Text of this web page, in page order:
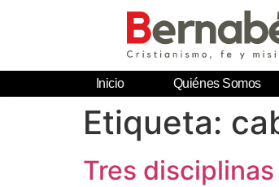
Inicio Quiénes Somos
Etiqueta:
Tres